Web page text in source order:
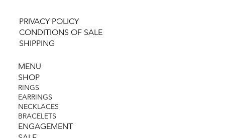
PRIVACY POLICY
CONDITIONS OF SALE
SHIPPING
MENU
SHOP
RINGS
EARRINGS
NECKLACES
BRACELETS
ENGAGEMENT